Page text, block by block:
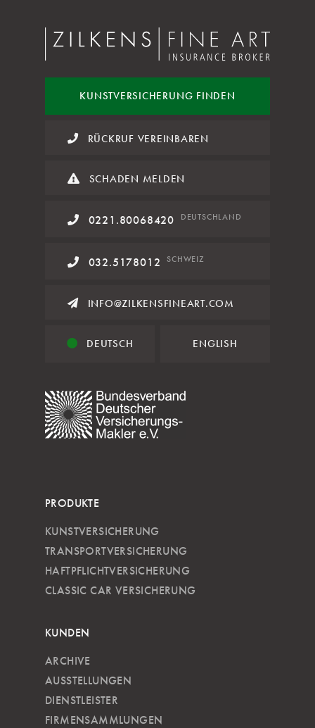
KUNSTVERSICHERUNG FINDEN
RÜCKRUF VEREINBAREN
SCHADEN MELDEN
0221.80068420 DEUTSCHLAND
032.5178012 SCHWEIZ
INFO@ZILKENSFINEART.COM
DEUTSCH ENGLISH
PRODUKTE
KUNSTVERSICHERUNG
TRANSPORTVERSICHERUNG
HAFTPFLICHTVERSICHERUNG
CLASSIC CAR VERSICHERUNG
KUNDEN
ARCHIVE
AUSSTELLUNGEN
DIENSTLEISTER
FIRMENSAMMLUNGEN